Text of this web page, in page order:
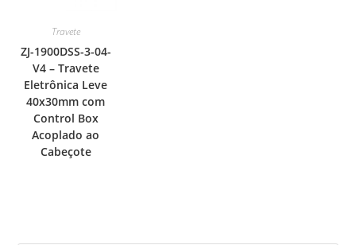
Travete
ZJ-1900DSS-3-04-
V4 – Travete
Eletrônica Leve
40x30mm com
Control Box
Acoplado ao
Cabeçote